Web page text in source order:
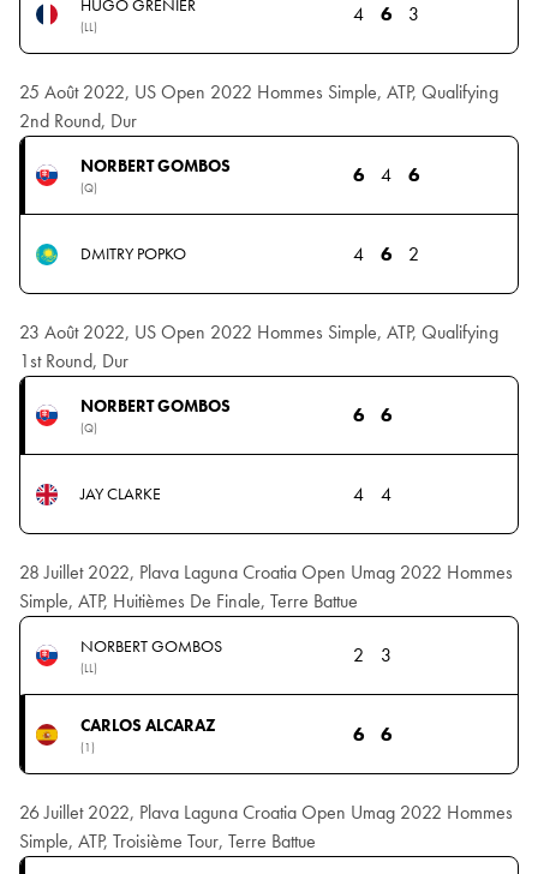
HUGO GRENIER
(LL)
4 6 3
25 Août 2022, US Open 2022 Hommes Simple, ATP, Qualifying
2nd Round, Dur
NORBERT GOMBOS
(Q)
6 4 6
DMITRY POPKO 4 6 2
23 Août 2022, US Open 2022 Hommes Simple, ATP, Qualifying
1st Round, Dur
NORBERT GOMBOS
(Q)
6 6
JAY CLARKE 4 4
28 Juillet 2022, Plava Laguna Croatia Open Umag 2022 Hommes
Simple, ATP, Huitièmes De Finale, Terre Battue
NORBERT GOMBOS
(LL)
2 3
CARLOS ALCARAZ
(1)
6 6
26 Juillet 2022, Plava Laguna Croatia Open Umag 2022 Hommes
Simple, ATP, Troisième Tour, Terre Battue